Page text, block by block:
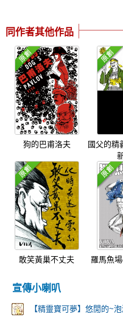
同作者其他作品
狗的巴甫洛夫
國父的精
敢笑黃巢不丈夫 羅馬魚
宣傳小喇叭
【精靈寶可夢】悠閒的~